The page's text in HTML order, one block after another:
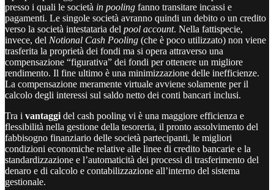
presso i quali le società in pooling fanno transitare incassi e
pagamenti. Le singole società avranno quindi un debito o un credito
verso la società intestataria del pool account. Nella fattispecie,
invece, del Notional Cash Pooling (che è poco utilizzato) non viene
trasferita la proprietà dei fondi ma si opera attraverso una
compensazione “figurativa” dei fondi per ottenere un migliore
rendimento. Il fine ultimo è una minimizzazione delle inefficienze.
La compensazione meramente virtuale avviene solamente per il
calcolo degli interessi sul saldo netto dei conti bancari inclusi.
Tra i vantaggi del cash pooling vi è una maggiore efficienza e
flessibilità nella gestione della tesoreria, il pronto assolvimento del
fabbisogno finanziario delle società partecipanti, le migliori
condizioni economiche relative alle linee di credito bancarie e la
standardizzazione e l’automaticità dei processi di trasferimento del
denaro e di calcolo e contabilizzazione all’interno del sistema
gestionale.